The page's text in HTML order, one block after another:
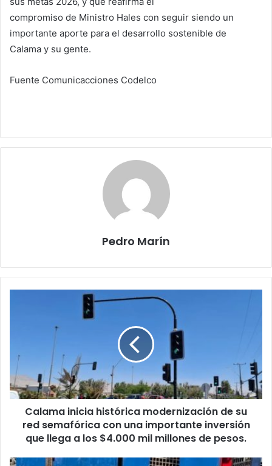
compromiso de Ministro Hales con seguir siendo un
importante aporte para el desarrollo sostenible de
Calama y su gente.
Fuente Comunicacciones Codelco
Pedro Marín
Calama inicia histórica modernización de su
red semafórica con una importante inversión
que llega a los $4.000 mil millones de pesos.